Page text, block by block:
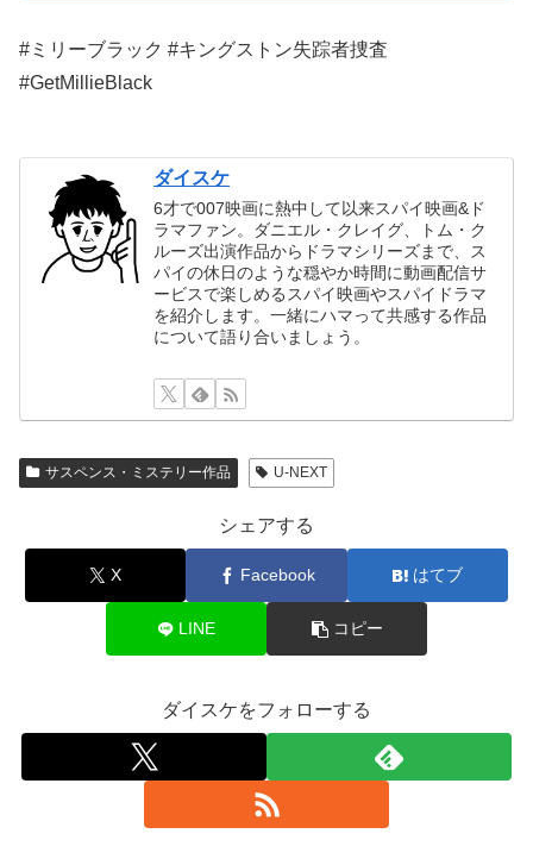
#ミリーブラック #キングストン失踪者捜査
#GetMillieBlack
ダイスケ
6才で007映画に熱中して以来スパイ映画&ド
ラマファン。ダニエル・クレイグ、トム・ク
ルーズ出演作品からドラマシリーズまで、ス
パイの休日のような穏やか時間に動画配信サ
ービスで楽しめるスパイ映画やスパイドラマ
を紹介します。一緒にハマって共感する作品
について語り合いましょう。
サスペンス・ミステリー作品 U-NEXT
シェアする
X Facebook はてブ
LINE コピー
ダイスケをフォローする